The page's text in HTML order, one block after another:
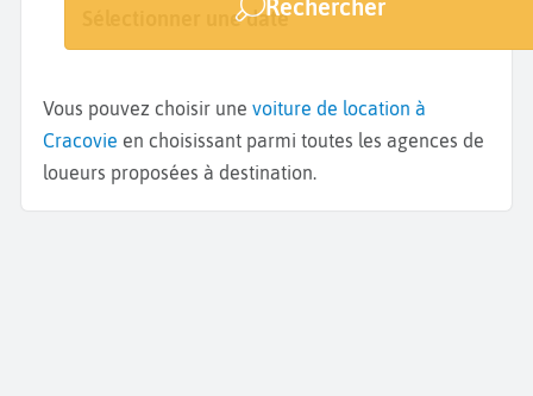
Sélectionner une date
Sélectionner une dateRechercher
Vous pouvez choisir une voiture de location à
Cracovie en choisissant parmi toutes les agences de
loueurs proposées à destination.